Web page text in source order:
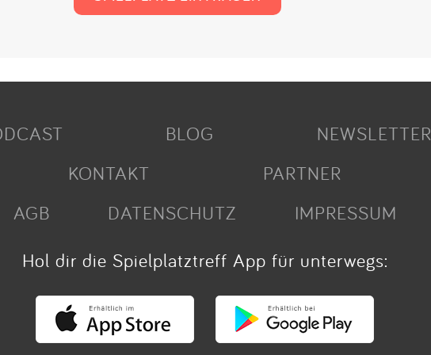
BLOG
NEWSLETTER
KONTAKT
PARTNER
AGB
DATENSCHUTZ
IMPRESSUM
Hol dir die Spielplatztreff App für unterwegs: